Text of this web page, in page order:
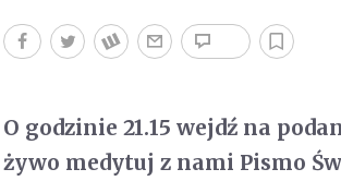
O godzinie 21.15 wejdź na
żywo medytuj z nami Pismo